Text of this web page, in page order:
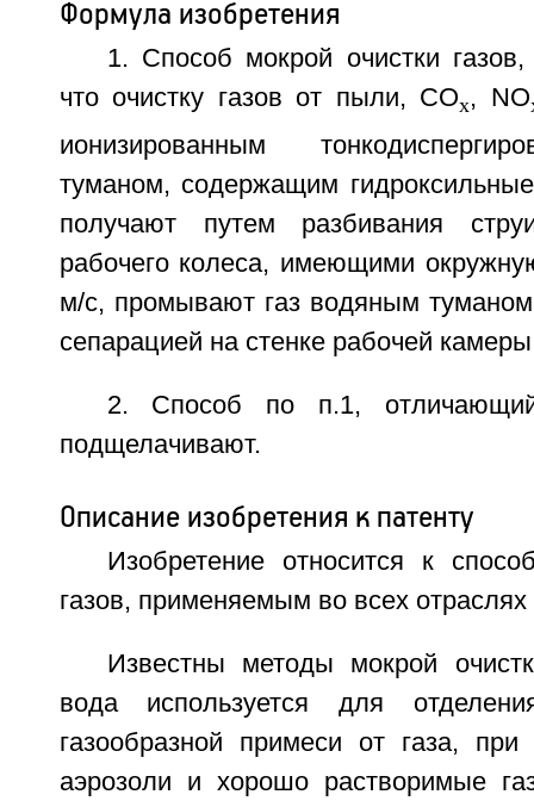
Формула изобретения
1. Способ мокрой очистки
что очистку газов от пыли, СОх, NO
ионизированным
туманом, содержащим
получают путем разбивания
рабочего колеса, имеющими
м/с, промывают газ водяным
сепарацией на стенке рабочей
2. Способ по п.1,
подщелачивают.
Описание изобретения к патенту
Изобретение относится к
газов, применяемым во всех
Известны методы мокрой
вода используется для
газообразной примеси от газа,
аэрозоли и хорошо растворимые